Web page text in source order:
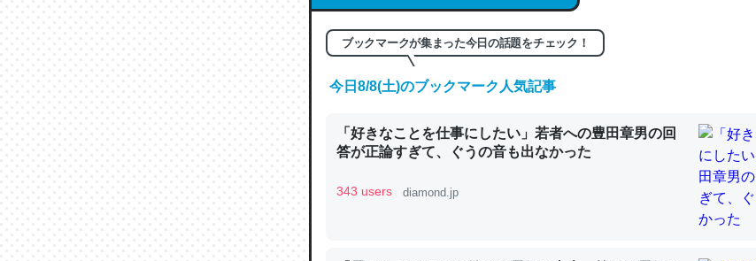
これは良記事。32768トークンだと英語小説100ページ分くらい。小説で
の伏線」は回収されないけど、短期記憶というには多い分量。進化すれば
やすく強くなりそう
昆虫ってカルシウム少ないのか。知らんかった。調べたらコオロギのカル
ブックマークが集まった今日の話題をチェック！
今日8/8(土)のブックマーク人気記事
「好きなことを仕事にしたい」若者への豊田章男の回
答が正論すぎて、ぐうの音も出なかった
343 users diamond.jp